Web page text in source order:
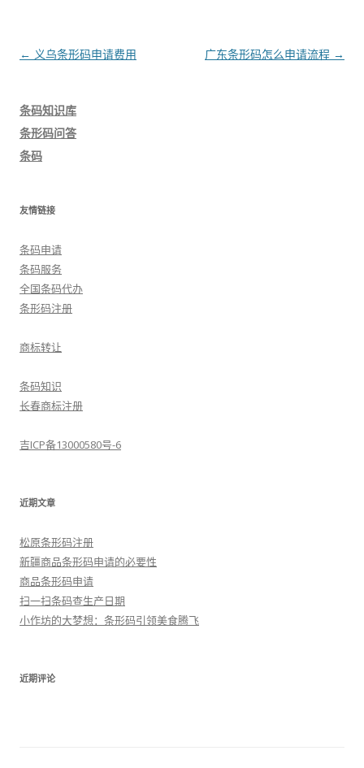
文
← 义乌条形码申请费用 广东条形码怎么申请流程 →
条码知识库
条形码问答
条码
友情链接
条码申请
条码服务
全国条码代办
条形码注册
商标转让
条码知识
长春商标注册
吉ICP备13000580号-6
近期文章
松原条形码注册
新疆商品条形码申请的必要性
商品条形码申请
扫一扫条码查生产日期
小作坊的大梦想：条形码引领美食腾飞
近期评论